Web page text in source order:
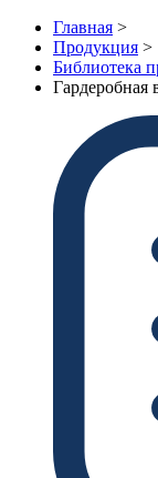
Главная >
Продукция >
Библиотека
Гардеробная